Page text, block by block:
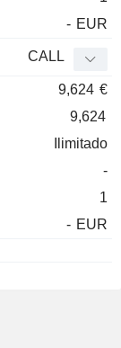
- EUR
CALL
9,624 €
9,624
Ilimitado
-
1
- EUR